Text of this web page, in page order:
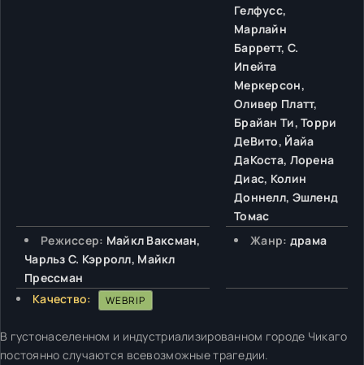
Гелфусс,
Марлайн
Барретт, С.
Ипейта
Меркерсон,
Оливер Платт,
Брайан Ти, Торри
ДеВито, Йайа
ДаКоста, Лорена
Диас, Колин
Доннелл, Эшленд
Томас
Режиссер: Майкл Ваксман,
Чарльз С. Кэрролл, Майкл
Прессман
Жанр: драма
Качество: WEBRIP
В густонаселенном и индустриализированном городе Чикаго
постоянно случаются всевозможные трагедии.